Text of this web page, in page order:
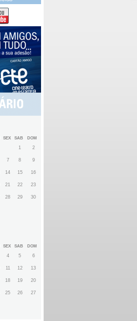
SEX SAB DOM
1 2
7 8 9
14 15 16
21 22 23
28 29 30
SEX SAB DOM
4 5 6
11 12 13
18 19 20
25 26 27